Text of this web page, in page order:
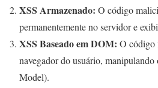
XSS Armazenado: O código
permanentemente no servidor e
XSS Baseado em DOM: O código
navegador do usuário,
Model).